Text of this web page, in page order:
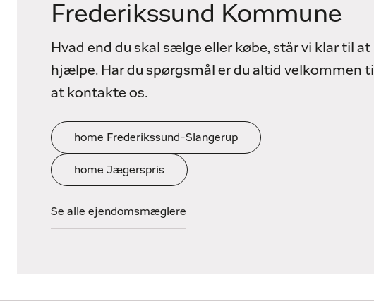
Frederikssund Kommune
Hvad end du skal sælge eller købe, står vi klar til at
hjælpe. Har du spørgsmål er du altid velkommen til
at kontakte os.
home Frederikssund-Slangerup
home Jægerspris
Se alle ejendomsmæglere